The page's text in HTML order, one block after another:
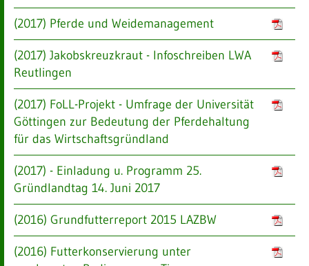
(2017) Pferde und Weidemanagement
(2017) Jakobskreuzkraut - Infoschreiben LWA
Reutlingen
(2017) FoLL-Projekt - Umfrage der Universität
Göttingen zur Bedeutung der Pferdehaltung
für das Wirtschaftsgründland
(2017) - Einladung u. Programm 25.
Gründlandtag 14. Juni 2017
(2016) Grundfutterreport 2015 LAZBW
(2016) Futterkonservierung unter